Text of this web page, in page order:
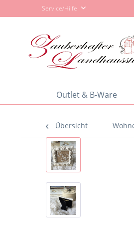
Service/Hilfe
Outlet & B-Ware
Übersicht